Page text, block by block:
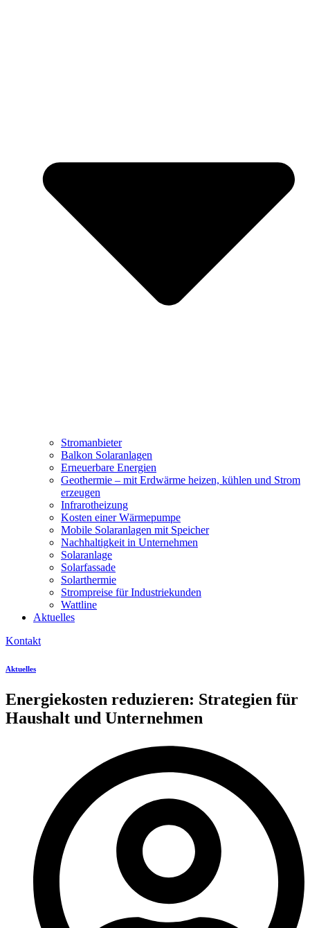
Stromanbieter
Balkon Solaranlagen
Erneuerbare Energien
Geothermie – mit Erdwärme heizen, kühlen und Strom
erzeugen
Infrarotheizung
Kosten einer Wärmepumpe
Mobile Solaranlagen mit Speicher
Nachhaltigkeit in Unternehmen
Solaranlage
Solarfassade
Solarthermie
Strompreise für Industriekunden
Wattline
Aktuelles
Kontakt
Aktuelles
Energiekosten reduzieren: Strategien für
Haushalt und Unternehmen